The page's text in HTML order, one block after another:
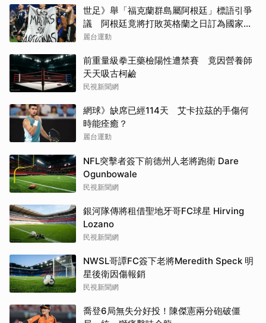
世足》舉「福克蘭群島屬阿根廷」標語引爭
議 阿根廷竟將打敗英格蘭之日訂為國家紀
念日
麗台運動
前重量級拳王藥檢陽性遭禁賽 竟因營養師
天天吸古柯鹼
民視新聞網
網球》缺席已經114天 艾卡拉茲的手傷何
時能痊癒？
麗台運動
NFL突擊者簽下前德州人老將跑衛 Dare
Ogunbowale
民視新聞網
銀河隊傳將租借聖地牙哥FC球星 Hirving
Lozano
民視新聞網
NWSL哥譚FC簽下老將Meredith Speck 明
星後衛因傷報銷
民視新聞網
喬登6局無失分好投！陳傑憲兩分砲破僵